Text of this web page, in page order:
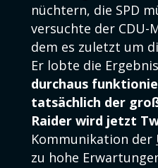
nüchtern, die SPD
versuchte der CDU-
dem es zuletzt um
Er lobte die
durchaus
tatsächlich der
Raider wird jetzt
Kommunikation der
zu hohe